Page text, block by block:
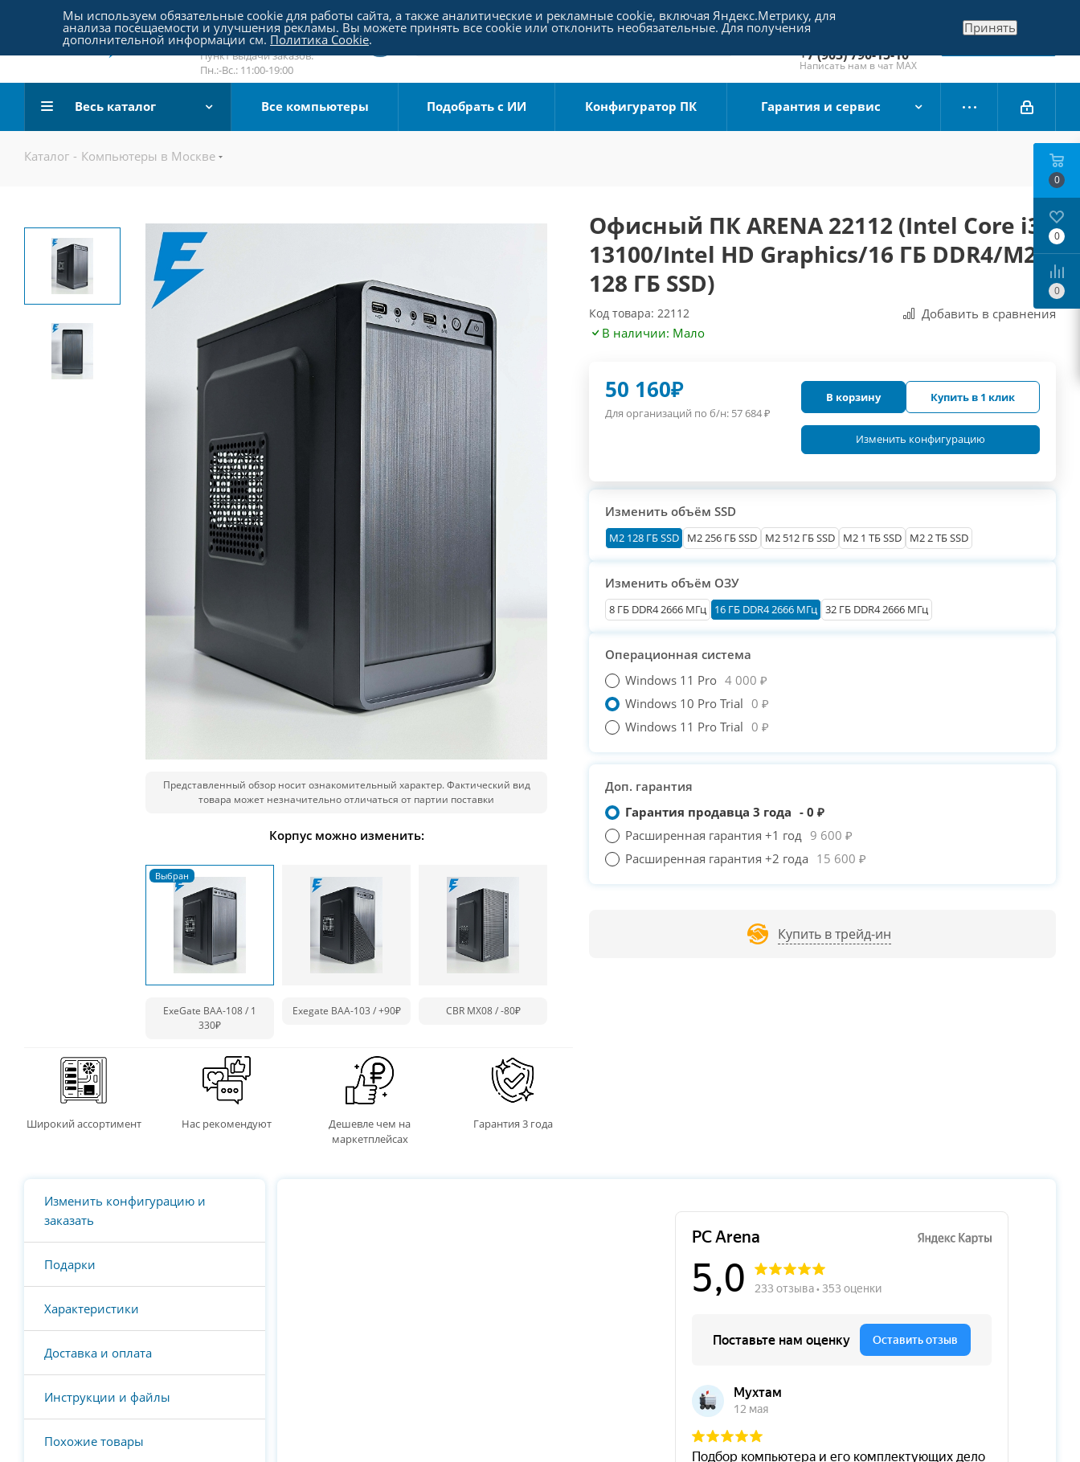
Пятницкое шоссе 18, пав. 267
email:sale@pc-arena.ru
Пн.:-Вс.: 10:00-20:00
Пункт выдачи заказов:
Пн.:-Вс.: 11:00-19:00
+7 (495) 790-15-10
Отдел продаж
+7 (903) 790-15-10
Написать нам в чат MAX
Заказать звонок
Весь каталог Все компьютеры Подобрать с ИИ Конфигуратор ПК Гарантия и сервис
Каталог - Компьютеры в Москве
Представленный обзор носит ознакомительный характер. Фактический вид
товара может незначительно отличаться от партии поставки
Корпус можно изменить:
ExeGate BAA-108 / 1
330₽
Exegate BAA-103 /+90₽ CBR MX08 /-80₽
Широкий ассортимент Нас рекомендуют
Дешевле чем на
маркетплейсах
Гарантия 3 года
Офисный ПК ARENA 22112 (Intel Core i3-
13100/Intel HD Graphics/16 ГБ DDR4/M2
128 ГБ SSD)
Код товара: 22112
Добавить в сравнения
В наличии: Мало
50 160₽
Для организаций по б/н: 57 684₽
В корзину Купить в 1 клик
Изменить конфигурацию
Изменить объём SSD
М2 128 ГБ SSD M2 256 ГБ SSD M2 512 ГБ SSD M2 1 ТБ SSD M2 2 ТБ SSD
Изменить объём ОЗУ
8 ГБ DDR4 2666 МГц 16 ГБ DDR4 2666 МГц 32 ГБ DDR4 2666 МГц
Операционная система
Windows 11 Pro 4 000 ₽
Windows 10 Pro Trial 0 ₽
Windows 11 Pro Trial 0 ₽
Доп. гарантия
Гарантия продавца 3 года - 0 ₽
Расширенная гарантия +1 год 9 600 ₽
Расширенная гарантия +2 года 15 600 ₽
Купить в трейд-ин
Изменить конфигурацию и
заказать
Подарки
Характеристики
Доставка и оплата
Инструкции и файлы
Похожие товары
0
0
0
Мы используем обязательные cookie для работы сайта, а также аналитические и рекламные cookie, включая Яндекс.Метрику, для
анализа посещаемости и улучшения рекламы. Вы можете принять все cookie или отклонить необязательные. Для получения
дополнительной информации см. Политика Cookie.
Принять